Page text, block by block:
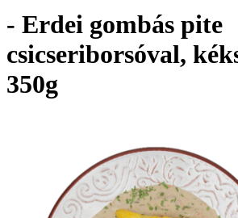
- Erdei gombás pite
csicseriborsóval,
350g